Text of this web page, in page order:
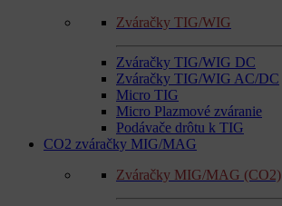
Zváračky TIG/WIG
Zváračky TIG/WIG DC
Zváračky TIG/WIG AC/DC
Micro TIG
Micro Plazmové zváranie
Podávače drôtu k TIG
CO2 zváračky MIG/MAG
Zváračky MIG/MAG (CO2)